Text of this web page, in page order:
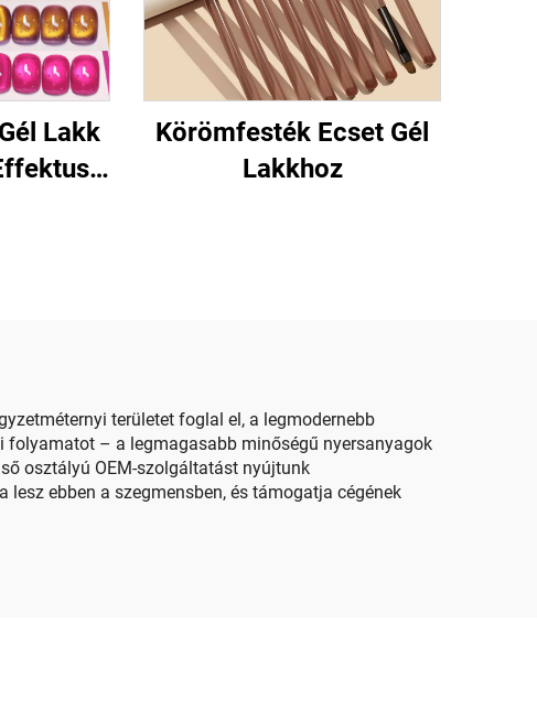
Lakk
Körömfesték Ecset Gél
Lakkhoz
területet foglal el, a legmodernebb
folyamatot – a legmagasabb minőségű nyersanyagok
osztályú OEM-szolgáltatást nyújtunk
ebben a szegmensben, és támogatja cégének